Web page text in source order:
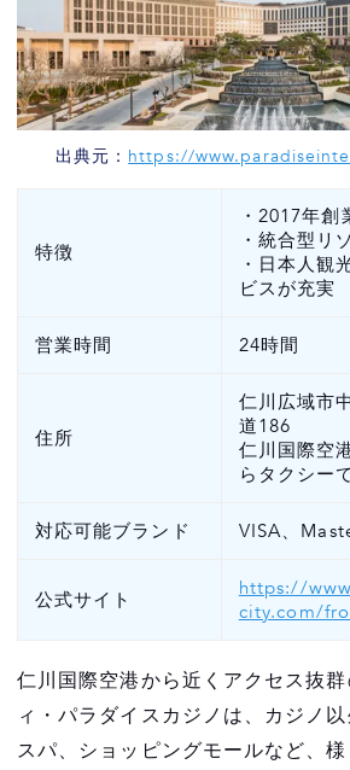
出典元： https://
特徴
・2017年創
・統合型リ
・日本人観
ビスが充実
営業時間 24時間
住所
仁川広域市
道186
仁川国際空
らタクシー
対応可能ブランド VISA、
公式サイト
https://
city.com/
仁川国際空港から近くアクセス抜
ィ・パラダイスカジノは、カジノ以
スパ、ショッピングモールなど、